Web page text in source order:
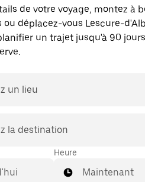
de votre voyage, montez à
ou déplacez-vous Lescure-
un trajet jusqu'à 90
un lieu
la destination
Heure
Maintenant